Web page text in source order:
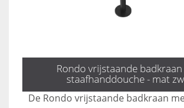
Rondo vrijstaande badkraan
staafhanddouche - mat